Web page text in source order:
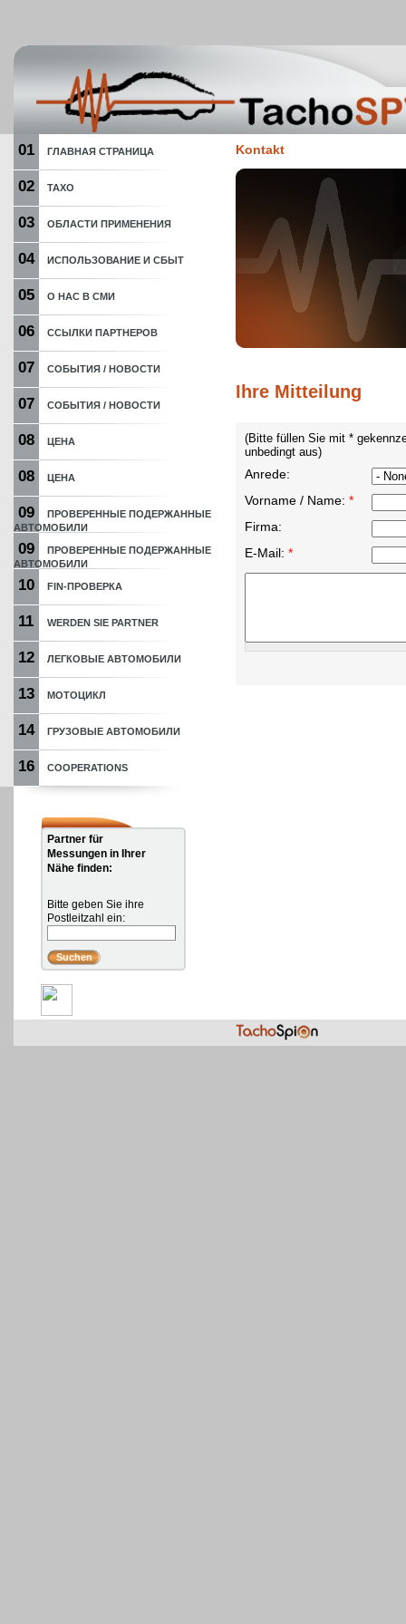
01 ГЛАВНАЯ СТРАНИЦА
02 ТАХО
03 ОБЛАСТИ ПРИМЕНЕНИЯ
04 ИСПОЛЬЗОВАНИЕ И СБЫТ
05 О НАС В СМИ
06 ССЫЛКИ ПАРТНЕРОВ
07 СОБЫТИЯ / НОВОСТИ
07 СОБЫТИЯ / НОВОСТИ
08 ЦЕНА
08 ЦЕНА
09
ПРОВЕРЕННЫЕ ПОДЕРЖАННЫЕ
АВТОМОБИЛИ
09
ПРОВЕРЕННЫЕ ПОДЕРЖАННЫЕ
АВТОМОБИЛИ
10 FIN-ПРОВЕРКА
11 WERDEN SIE PARTNER
12 ЛЕГКОВЫЕ АВТОМОБИЛИ
13 МОТОЦИКЛ
14 ГРУЗОВЫЕ АВТОМОБИЛИ
16 COOPERATIONS
Partner für
Messungen in Ihrer
Nähe finden:
Bitte geben Sie ihre
Postleitzahl ein:
Kontakt
Ihre Mitteilung
(Bitte füllen Sie mit *
unbedingt aus)
Anrede:
Vorname / Name: *
Firma:
E-Mail: *